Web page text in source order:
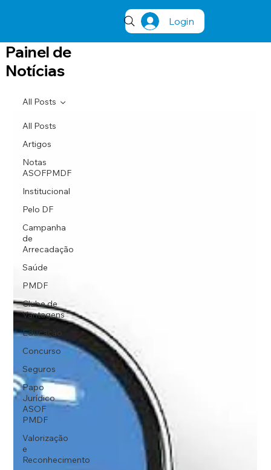
Login
Painel de
Notícias
All Posts
Artigos
Notas
ASOFPMDF
Institucional
Pelo DF
Campanha
de
Arrecadação
Saúde
PMDF
Clube de
Vantagens
Educação
Concurso
Seguros
Papo
Jurídico
ASOF
PMDF
Valorização
e
Reconhecimento
All Posts